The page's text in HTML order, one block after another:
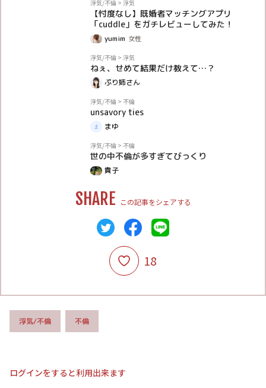
浮気/不倫 > 浮気
【忖度なし】既婚者マッチングアプリ
「cuddle」をガチレビューしてみた！
yumim 女性
浮気/不倫 > 浮気
ねぇ、せめて結果だけ教えて…？
ぷり姉さん
浮気/不倫 > 不倫
unsavory ties
まゆ
浮気/不倫 > 不倫
世の中不倫が多すぎてびっくり
貴子
SHARE この記事をシェアする
18
浮気/不倫 不倫
ログインをすると利用出来ます